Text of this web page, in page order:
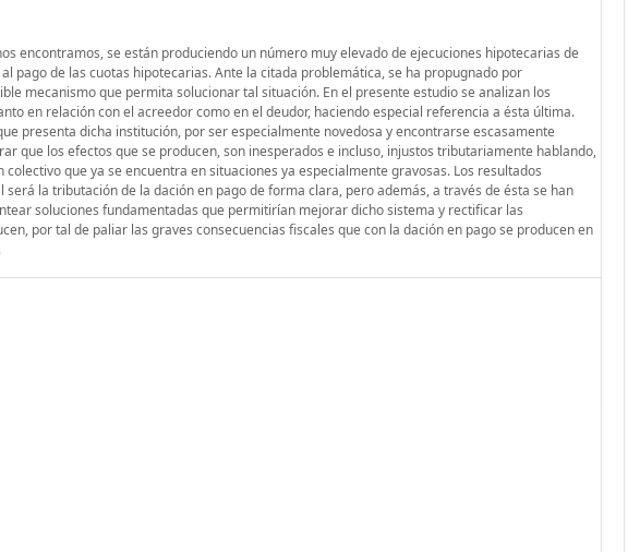
encontramos, se están produciendo un número muy elevado de ejecuciones hipotecarias de
pago de las cuotas hipotecarias. Ante la citada problemática, se ha propugnado por
mecanismo que permita solucionar tal situación. En el presente estudio se analizan los
en relación con el acreedor como en el deudor, haciendo especial referencia a ésta última.
presenta dicha institución, por ser especialmente novedosa y encontrarse escasamente
que los efectos que se producen, son inesperados e incluso, injustos tributariamente hablando,
que ya se encuentra en situaciones ya especialmente gravosas. Los resultados
la tributación de la dación en pago de forma clara, pero además, a través de ésta se han
soluciones fundamentadas que permitirían mejorar dicho sistema y rectificar las
por tal de paliar las graves consecuencias fiscales que con la dación en pago se producen en